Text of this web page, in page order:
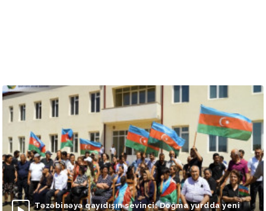
Təzəbinəyə qayıdışın sevinci: Doğma yurdda yeni